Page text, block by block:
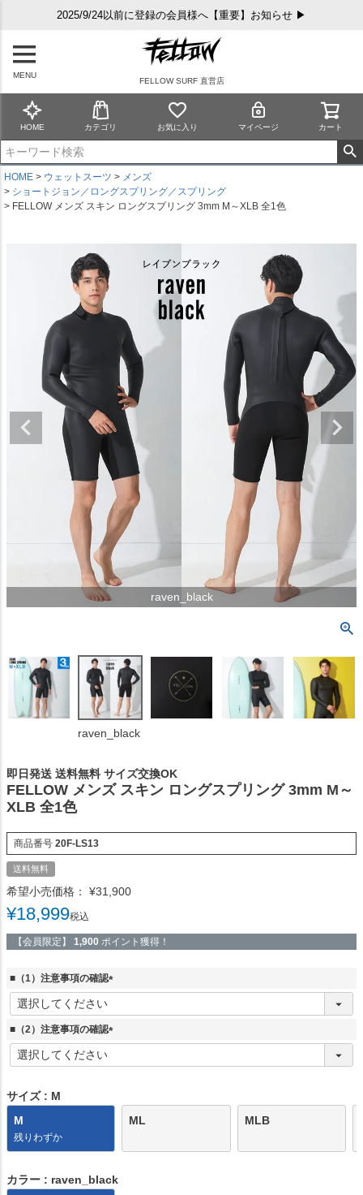
2025/9/24以前に登録の会員様へ【重要】お知らせ ▶
MENU
FELLOW SURF 直営店
HOME カテゴリ お気に入り マイページ カート
HOME ウェットスーツ
メンズ
ショートジョン／ロングスプリング／スプリング
FELLOW メンズ スキン ロングスプリング 3mm M～XLB 全1色
raven_black
raven_black
即日発送 送料無料 サイズ交換OK
FELLOW メンズ スキン ロングスプリング 3mm M～
XLB 全1色
商品番号 20F-LS13
送料無料
希望小売価格： ¥31,900
¥18,999税込
【会員限定】 1,900 ポイント獲得！
■（1）注意事項の確認
(
須
■（2）注意事項の確認
(
サイズ
M
M
残りわずか
ML MLB
カラー raven_black